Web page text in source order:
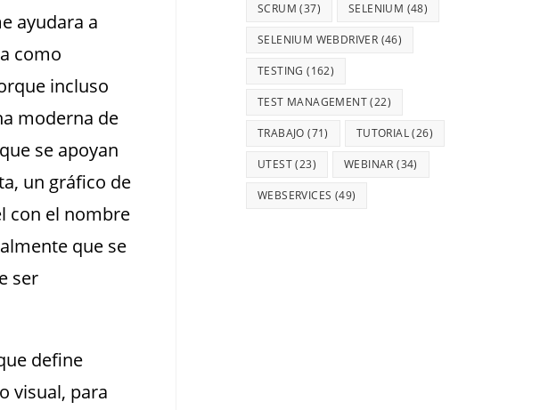
ayudara a
como
incluso
moderna de
se apoyan
un gráfico de
con el nombre
que se
ser
define
visual, para
SCRUM (37) SELENIUM (48)
SELENIUM WEBDRIVER (46)
TESTING (162)
TEST MANAGEMENT(22)
TRABAJO (71) TUTORIAL(26)
UTEST(23) WEBINAR (34)
WEBSERVICES (49)